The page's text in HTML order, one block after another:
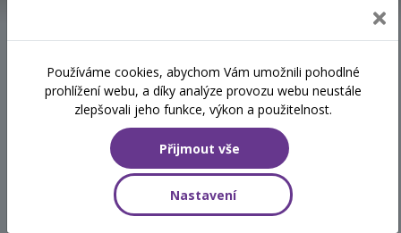
šablony
Když se učí smysly: od
doteku k pochopení
(webinář)
Používáme cookies, abychom Vám umožnili pohodlné
prohlížení webu, a díky analýze provozu webu neustále
zlepšovali jeho funkce, výkon a použitelnost.
Přijmout vše
Nastavení